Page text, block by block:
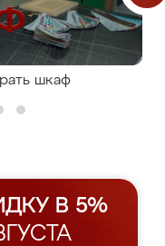
шкаф
В 5%